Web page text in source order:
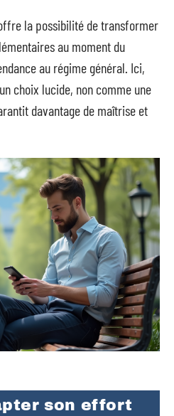
la possibilité de transformer
au moment du
au régime général. Ici,
choix lucide, non comme une
davantage de maîtrise et
son effort